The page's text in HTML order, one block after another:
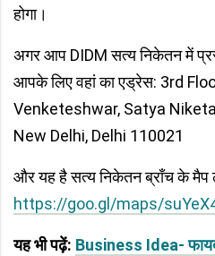
होगा।
अगर आप DIDM सत्य निकेतन में
आपके लिए वहां का एड्रेस: 3rd
Venketeshwar, Satya
New Delhi, Delhi 110021
और यह है सत्य निकेतन ब्राँच के मैप
https://goo.gl/maps/
यह भी पढ़ें: Business Idea-